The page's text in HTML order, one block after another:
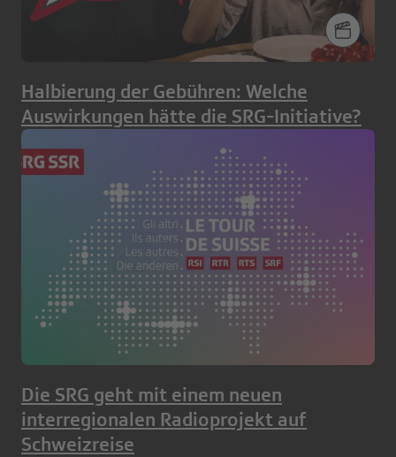
Halbierung der Gebühren: Welche
Auswirkungen hätte die SRG-Initiative?
Die SRG geht mit einem neuen
interregionalen Radioprojekt auf
Schweizreise